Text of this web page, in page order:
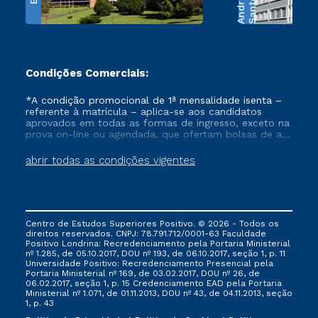
S
a
n
t
o
s
A
n
d
r
a
d
Condições Comerciais:
abrir todas as condições vigentes
*A condição promocional de 1ª mensalidade isenta –
referente à matrícula – aplica-se aos candidatos
aprovados em todas as formas de ingresso, exceto na
prova on-line ou agendada, que ofertam bolsas de até
vigente, que ainda não tenham efetivado e/ou não
tenham cancelado ou trancado sua matrícula em uma
via FIES, Prouni e outros programas governamentais, e
não se acumula com nenhuma outra campanha
ofertada pela Instituição.
Centro de Estudos Superiores Positivo. © 2026 - Todos os
direitos reservados. CNPJ: 78.791.712/0001-63 Faculdade
Positivo Londrina: Recredenciamento pela Portaria Ministerial
nº 1.285, de 05.10.2017, DOU nº 193, de 06.10.2017, seção 1, p. 11
Universidade Positivo: Recredenciamento Presencial ​pela
Portaria Ministerial nº 169, de 03.02.2017, DOU nº 26, de
06.02.2017, seção 1, p. 15 Credenciamento EAD pela Portaria
Ministerial nº 1.071, de 01.11.2013, DOU nº 43, de 04.11.2013, seção
1, p. 43